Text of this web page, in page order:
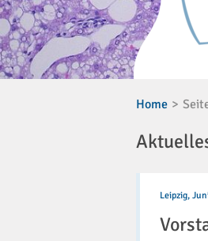
Home
2025:
stellt
Leipzig,